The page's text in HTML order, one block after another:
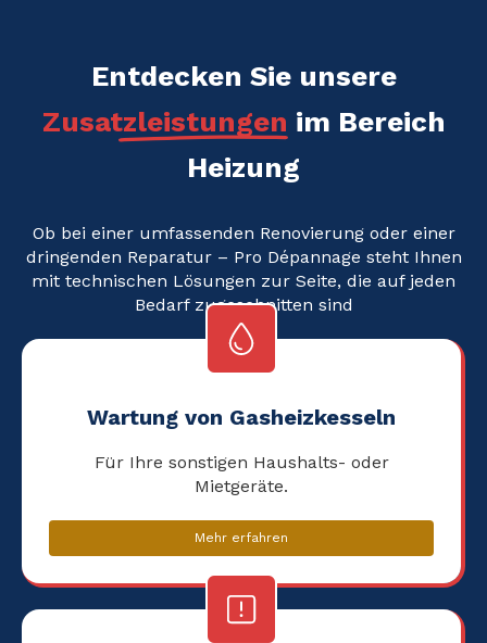
Entdecken Sie unsere
Zusatzleistungen im Bereich
Heizung
Ob bei einer umfassenden Renovierung oder einer
dringenden Reparatur – Pro Dépannage steht Ihnen
mit technischen Lösungen zur Seite, die auf jeden
Bedarf zugeschnitten sind
Wartung von Gasheizkesseln
Für Ihre sonstigen Haushalts- oder
Mietgeräte.
Mehr erfahren